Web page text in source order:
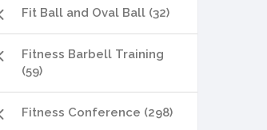
Fit Ball and Oval Ball (32)
Fitness Barbell Training
(59)
Fitness Conference (298)